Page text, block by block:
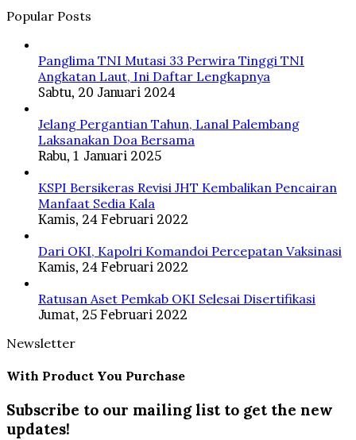
Popular Posts
Panglima TNI Mutasi 33 Perwira Tinggi TNI
Angkatan Laut, Ini Daftar Lengkapnya
Sabtu, 20 Januari 2024
Jelang Pergantian Tahun, Lanal Palembang
Laksanakan Doa Bersama
Rabu, 1 Januari 2025
KSPI Bersikeras Revisi JHT Kembalikan Pencairan
Manfaat Sedia Kala
Kamis, 24 Februari 2022
Dari OKI, Kapolri Komandoi Percepatan Vaksinasi
Kamis, 24 Februari 2022
Ratusan Aset Pemkab OKI Selesai Disertifikasi
Jumat, 25 Februari 2022
Newsletter
With Product You Purchase
Subscribe to our mailing list to get the new
updates!